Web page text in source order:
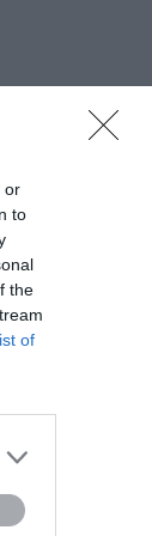
or
to
the
of